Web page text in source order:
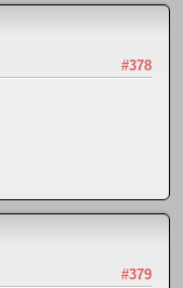
#378
#379